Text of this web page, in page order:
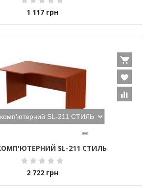
1 117 грн
SL-211 СТИЛЬ
2 722 грн